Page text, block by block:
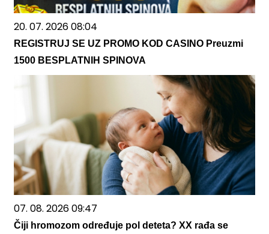
20. 07. 2026 08:04
REGISTRUJ SE UZ PROMO KOD CASINO Preuzmi
1500 BESPLATNIH SPINOVA
07. 08. 2026 09:47
Čiji hromozom određuje pol deteta? XX rađa se